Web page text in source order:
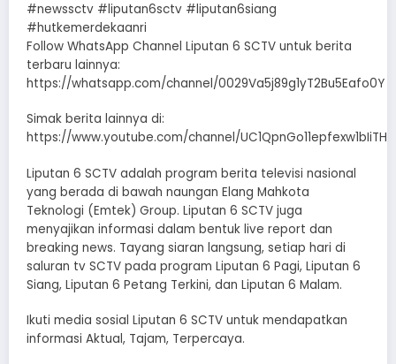
#newssctv #liputan6sctv #liputan6siang
#hutkemerdekaanri
Follow WhatsApp Channel Liputan 6 SCTV untuk berita
terbaru lainnya:
https://whatsapp.com/channel/0029Va5j89g1yT2Bu5Eafo0Y
Simak berita lainnya di:
https://www.youtube.com/channel/
Liputan 6 SCTV adalah program berita televisi nasional
yang berada di bawah naungan Elang Mahkota
Teknologi (Emtek) Group. Liputan 6 SCTV juga
menyajikan informasi dalam bentuk live report dan
breaking news. Tayang siaran langsung, setiap hari di
saluran tv SCTV pada program Liputan 6 Pagi, Liputan 6
Siang, Liputan 6 Petang Terkini, dan Liputan 6 Malam.
Ikuti media sosial Liputan 6 SCTV untuk mendapatkan
informasi Aktual, Tajam, Terpercaya.